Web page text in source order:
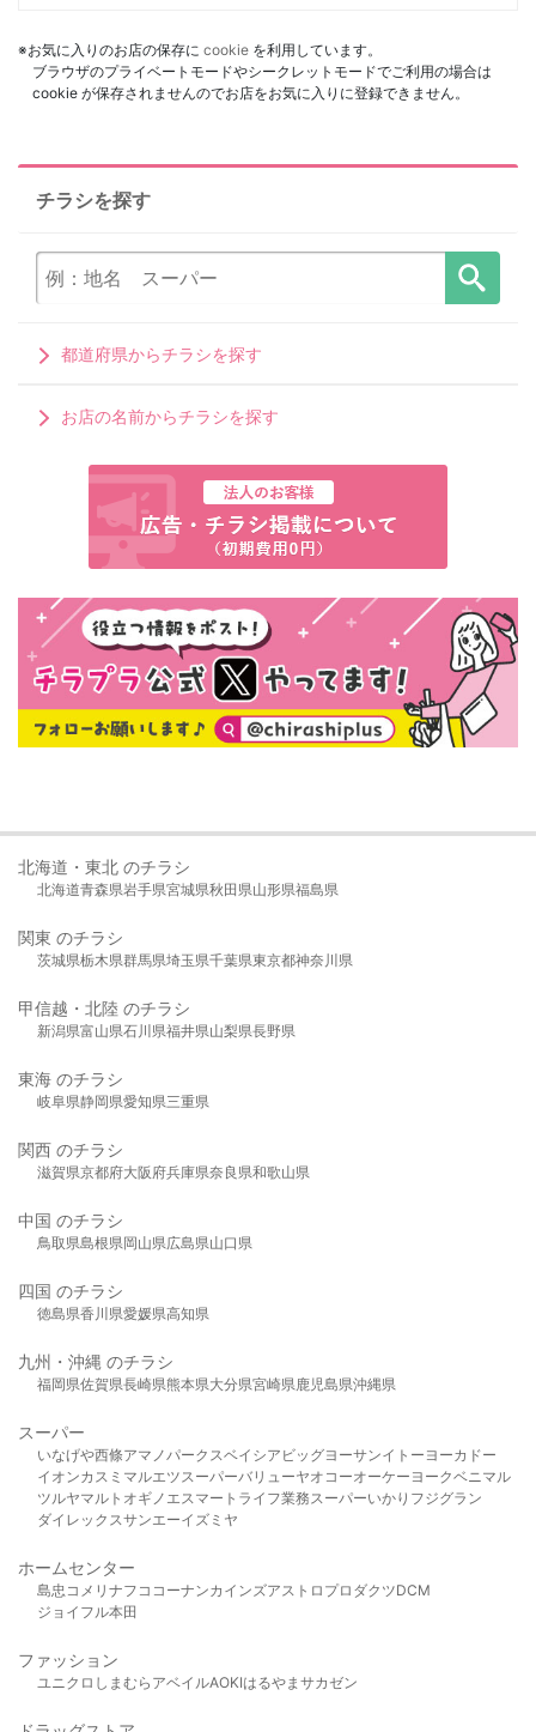
※お気に入りのお店の保存に cookie を利用しています。
ブラウザのプライベートモードやシークレットモードでご利用の場合は
cookie が保存されませんのでお店をお気に入りに登録できません。
チラシを探す
都道府県からチラシを探す
お店の名前からチラシを探す
北海道・東北 のチラシ
北海道青森県岩手県宮城県秋田県山形県福島県
関東 のチラシ
茨城県栃木県群馬県埼玉県千葉県東京都神奈川県
甲信越・北陸 のチラシ
新潟県富山県石川県福井県山梨県長野県
東海 のチラシ
岐阜県静岡県愛知県三重県
関西 のチラシ
滋賀県京都府大阪府兵庫県奈良県和歌山県
中国 のチラシ
鳥取県島根県岡山県広島県山口県
四国 のチラシ
徳島県香川県愛媛県高知県
九州・沖縄 のチラシ
福岡県佐賀県長崎県熊本県大分県宮崎県鹿児島県沖縄県
スーパー
いなげや西條アマノパークスベイシア ビッグヨーサンイトーヨーカドー
イオンカスミ マルエツスーパーバリューヤオコーオーケー ヨークベニマル
ツルヤマルト オギノ エスマート ライフ業務スーパーいかり フジグラン
ダイレックスサンエーイズミヤ
ホームセンター
島忠 コメリ ナフコ コーナンカインズアストロプロダクツDCM
ジョイフル本田
ファッション
ユニクロ しまむら アベイルAOKIはるやま サカゼン